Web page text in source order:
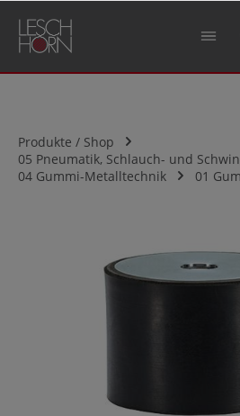
springen
Produkte / Shop
05 Pneumatik, Schlauch- und
04 Gummi-Metalltechnik
01